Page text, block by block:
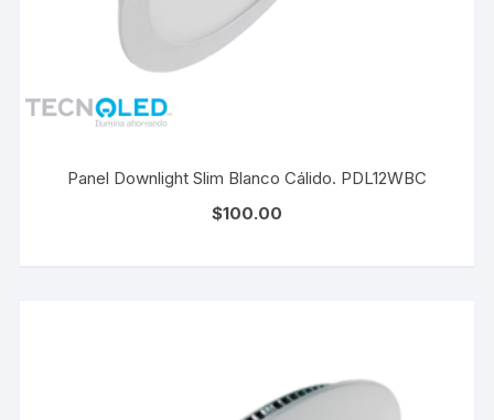
Panel Downlight Slim Blanco Cálido. PDL12WBC
$100.00